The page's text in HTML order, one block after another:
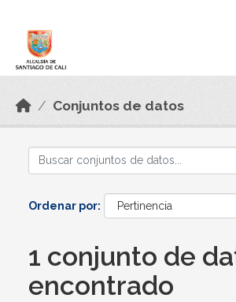
Conjuntos de datos
Ordenar por
1 conjunto de
encontrado